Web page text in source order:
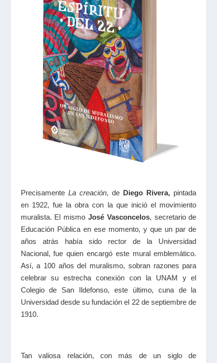
Precisamente La creación, de Diego Rivera, pintada
en 1922, fue la obra con la que inició el movimiento
muralista. El mismo José Vasconcelos, secretario de
Educación Pública en ese momento, y que un par de
años atrás había sido rector de la Universidad
Nacional, fue quien encargó este mural emblemático.
Así, a 100 años del muralismo, sobran razones para
celebrar su estrecha conexión con la UNAM y el
Colegio de San Ildefonso, este último, cuna de la
Universidad desde su fundación el 22 de septiembre de
1910.
Tan valiosa relación, con más de un siglo de